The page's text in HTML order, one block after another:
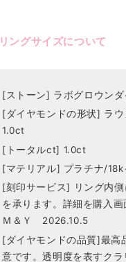
リングサイズについて
[ストーン] ラボグロウンダ
[ダイヤモンドの形状] ラ
1.0ct
[トータルct] 1.0ct
[マテリアル] プラチナ/
[刻印サービス]
リング内
を承ります。詳細を購入
Ｍ＆Ｙ 2026.10.5
[ダイヤモンドの品質]最高
意です。透明度を表すク